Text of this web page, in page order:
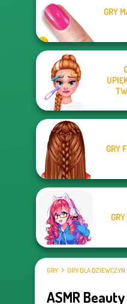
GRY
GRY
GRY GRY DLA DZIEWCZYN
ASMR